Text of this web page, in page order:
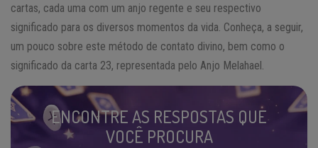
cartas, cada uma com um anjo regente e seu respectivo
significado para os diversos momentos da vida. Conheça, a seguir,
um pouco sobre este método de contato divino, bem como o
significado da carta 23, representada pelo Anjo Melahael.
ENCONTRE AS RESPOSTAS QUE
VOCÊ PROCURA